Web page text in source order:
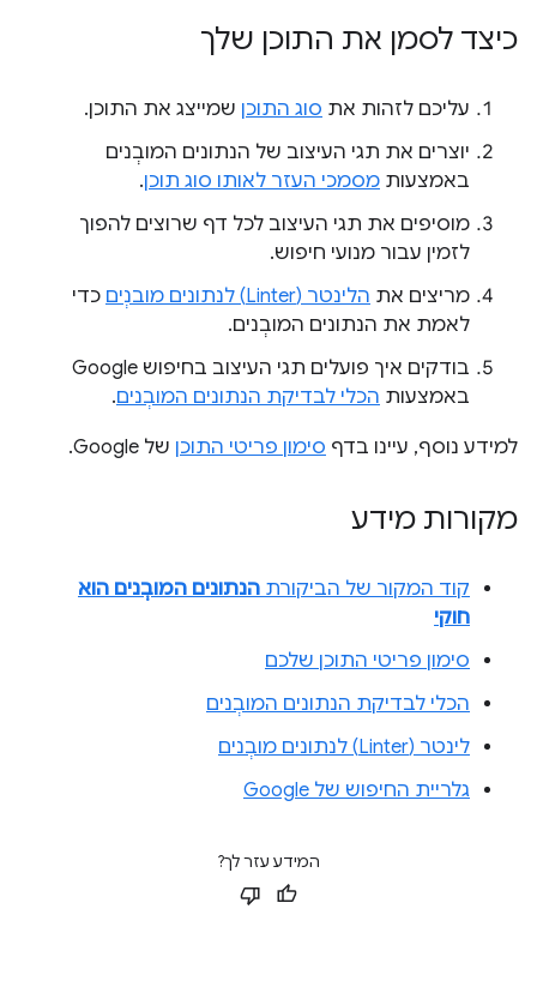
כיצד לסמן את התוכן שלך
עליכם לזהות את סוג התוכן שמייצג את התוכן.
יוצרים את תגי העיצוב של הנתונים המובְנים
באמצעות מסמכי העזר לאותו סוג תוכן.
מוסיפים את תגי העיצוב לכל דף שרוצים להפוך
לזמין עבור מנועי חיפוש.
מריצים את הלינטר (Linter) לנתונים מובנְים
כדי
לאמת את הנתונים המובְנים.
בודקים איך פועלים תגי העיצוב בחיפוש Google
באמצעות הכלי לבדיקת הנתונים המובְנים.
למידע נוסף, עיינו בדף סימון פריטי התוכן של Google.
מקורות מידע
קוד המקור של הביקורת הנתונים המובְנים הוא
חוקי
סימון פריטי התוכן שלכם
הכלי לבדיקת הנתונים המובְנים
לינטר (Linter) לנתונים מובְנים
גלריית החיפוש של Google
המידע עזר לך?